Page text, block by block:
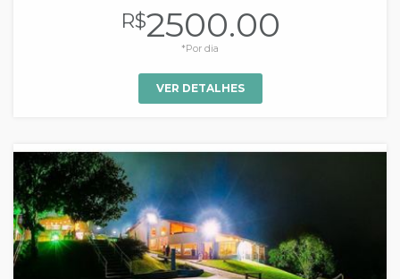
R$2500.00
*Por dia
VER DETALHES